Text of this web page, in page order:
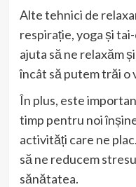
Alte tehnici de
respirație, yoga și
ajuta să ne relaxăm
încât să putem trăi o
În plus, este
timp pentru noi
activități care ne
să ne reducem
sănătatea.